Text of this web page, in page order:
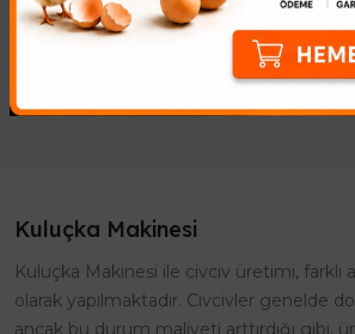
adet Kontrol paneli, 1 adet ısı
sensörü, 1 a..
Kuluçka Makinesi
Kuluçka Makinesi ile civciv üretimi, farklı
olarak yapılmaktadır. Civcivler genelde